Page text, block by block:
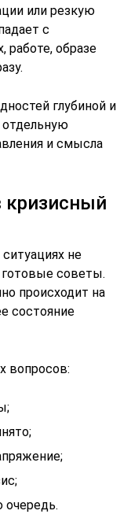
или резкую
с
работе, образе
глубиной и
отдельную
и смысла
кризисный
не
советы.
происходит на
состояние
вопросов:
очередь.